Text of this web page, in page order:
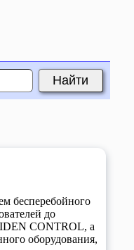
бесперебойного
до
CONTROL, а
оборудования,